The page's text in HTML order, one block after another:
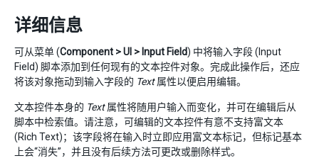
详细信息
可从菜单 (Component > UI > Input Field) 中将输入字段 (Input
Field) 脚本添加到任何现有的文本控件对象。完成此操作后，还应
将该对象拖动到输入字段的 Text属性以便启用编辑。
文本控件本身的 Text属性将随用户输入而变化，并可在编辑后从
脚本中检索值。请注意，可编辑的文本控件有意不支持富文本
(Rich Text)；该字段将在输入时立即应用富文本标记，但标记基本
上会“消失”，并且没有后续方法可更改或删除样式。